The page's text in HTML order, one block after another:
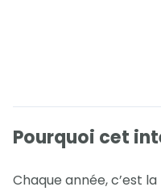
Pourquoi cet
Chaque année, c’est